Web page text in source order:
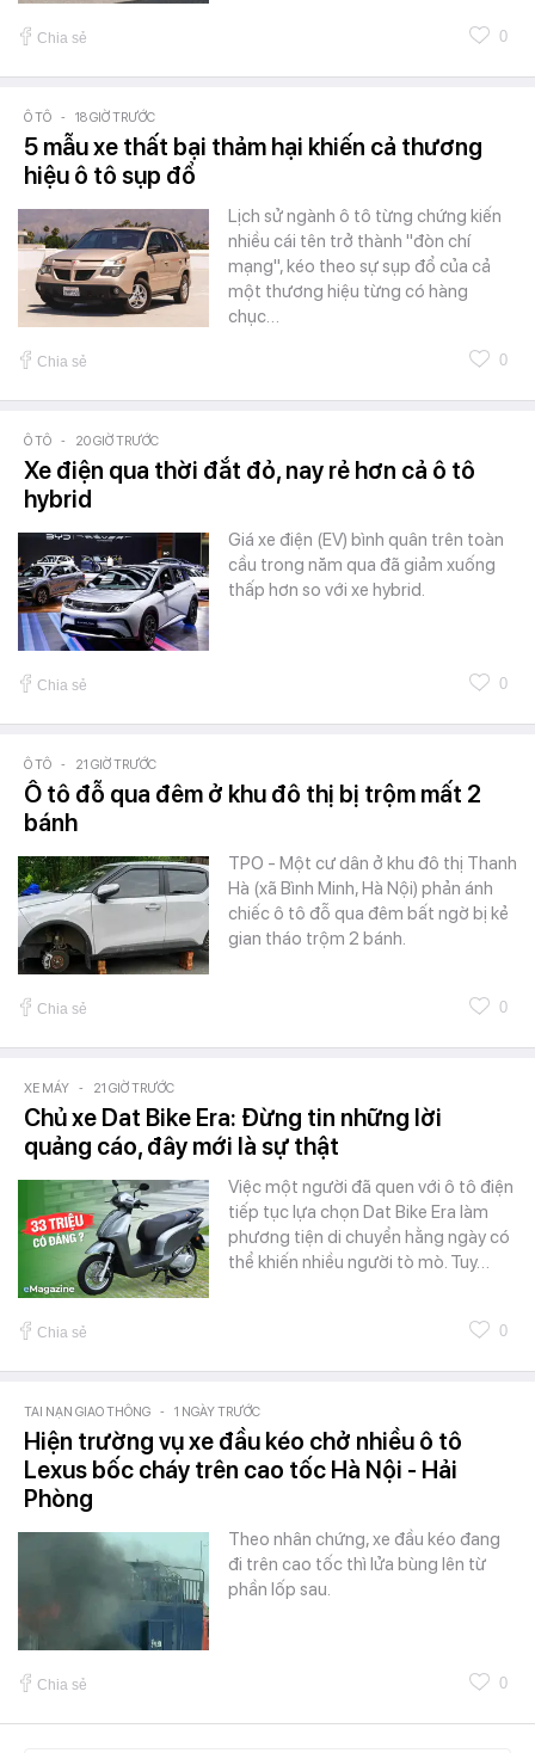
Chia sẻ 0
Ô TÔ - 18 GIỜ TRƯỚC
5 mẫu xe thất bại thảm hại khiến cả thương
hiệu ô tô sụp đổ
Lịch sử ngành ô tô từng chứng kiến
nhiều cái tên trở thành "đòn chí
mạng", kéo theo sự sụp đổ của cả
một thương hiệu từng có hàng
chục…
Chia sẻ 0
Ô TÔ - 20 GIỜ TRƯỚC
Xe điện qua thời đắt đỏ, nay rẻ hơn cả ô tô
hybrid
Giá xe điện (EV) bình quân trên toàn
cầu trong năm qua đã giảm xuống
thấp hơn so với xe hybrid.
Chia sẻ 0
Ô TÔ - 21 GIỜ TRƯỚC
Ô tô đỗ qua đêm ở khu đô thị bị trộm mất 2
bánh
TPO - Một cư dân ở khu đô thị Thanh
Hà (xã Bình Minh, Hà Nội) phản ánh
chiếc ô tô đỗ qua đêm bất ngờ bị kẻ
gian tháo trộm 2 bánh.
Chia sẻ 0
XE MÁY - 21 GIỜ TRƯỚC
Chủ xe Dat Bike Era: Đừng tin những lời
quảng cáo, đây mới là sự thật
Việc một người đã quen với ô tô điện
tiếp tục lựa chọn Dat Bike Era làm
phương tiện di chuyển hằng ngày có
thể khiến nhiều người tò mò. Tuy…
Chia sẻ 0
TAI NẠN GIAO THÔNG - 1 NGÀY TRƯỚC
Hiện trường vụ xe đầu kéo chở nhiều ô tô
Lexus bốc cháy trên cao tốc Hà Nội - Hải
Phòng
Theo nhân chứng, xe đầu kéo đang
đi trên cao tốc thì lửa bùng lên từ
phần lốp sau.
Chia sẻ 0